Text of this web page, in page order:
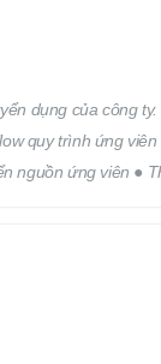
tiếp nhận, sàng lọc và kiểm
quy trình ứng
nguồn ứng viên ●